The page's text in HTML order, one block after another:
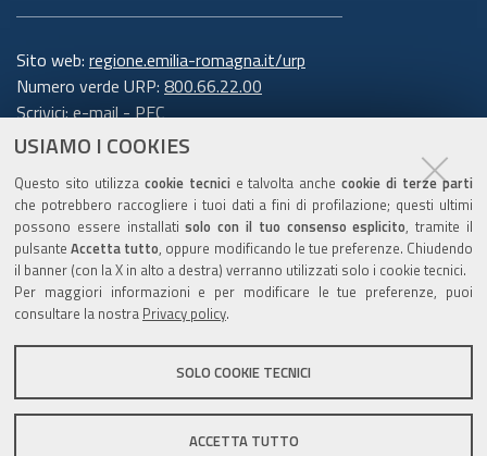
USIAMO I COOKIES
Questo sito utilizza cookie tecnici e talvolta anchecookie di terze parti
che potrebbero raccogliere i tuoi dati a fini di profilazione; questi ultimi
possono essere installatisolo con il tuo consenso esplicito, tramite il
pulsanteAccetta tutto, oppure modificando le tue preferenze. Chiudendo
il banner (con la X in alto a destra) verranno utilizzati solo i cookie tecnici.
Per maggiori informazioni e per modificare le tue preferenze, puoi
consultare la nostra Privacy policy.
SOLO COOKIE TECNICI
ACCETTA TUTTO
Sito web: regione.emilia-romagna.it/urp
Numero verde URP: 800.66.22.00
Scrivici:e-mail-PEC
Trasparenza
Amministrazione trasparente
Note legali e copyright
Privacy e cookie
Gestisci i cookie
Dichiarazione di accessibilità